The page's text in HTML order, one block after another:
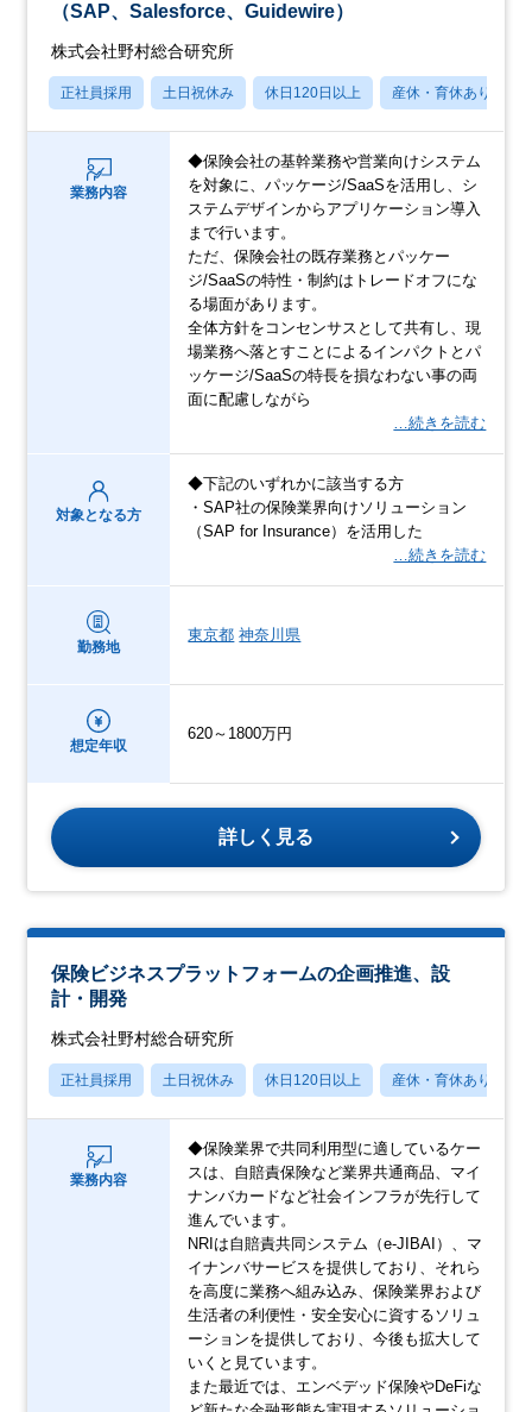
（SAP、Salesforce、Guidewire）
株式会社野村総合研究所
正社員採用 土日祝休み 休日120日以上 産休・育休あり
業務内容
◆保険会社の基幹業務や営業向けシステム
を対象に、パッケージ/SaaSを活用し、シ
ステムデザインからアプリケーション導入
まで行います。
ただ、保険会社の既存業務とパッケー
ジ/SaaSの特性・制約はトレードオフにな
る場面があります。
全体方針をコンセンサスとして共有し、現
場業務へ落とすことによるインパクトとパ
ッケージ/SaaSの特長を損なわない事の両
面に配慮しながら
…続きを読む
対象となる方
◆下記のいずれかに該当する方
・SAP社の保険業界向けソリューション
（SAP for Insurance）を活用した
…続きを読む
勤務地
東京都 神奈川県
想定年収
620～1800万円
詳しく見る
保険ビジネスプラットフォームの企画推進、設
計・開発
株式会社野村総合研究所
正社員採用 土日祝休み 休日120日以上 産休・育休あり
業務内容
◆保険業界で共同利用型に適しているケー
スは、自賠責保険など業界共通商品、マイ
ナンバカードなど社会インフラが先行して
進んでいます。
NRIは自賠責共同システム（e-JIBAI）、マ
イナンバサービスを提供しており、それら
を高度に業務へ組み込み、保険業界および
生活者の利便性・安全安心に資するソリュ
ーションを提供しており、今後も拡大して
いくと見ています。
また最近では、エンベデッド保険やDeFiな